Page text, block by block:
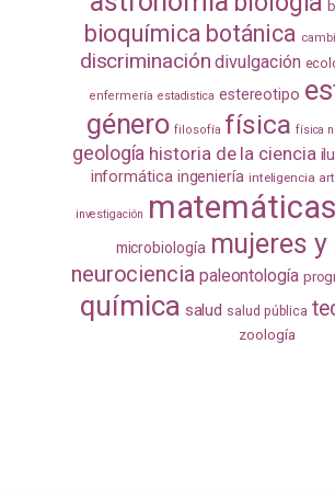
bioquímica botánica
discriminación divulgación
enfermería estadistica estereotipo
género filosofía física física
geología historia de la ciencia
informática ingeniería inteligencia
investigación matemáticas
microbiología mujeres y
neurociencia paleontología
química salud salud pública
zoología